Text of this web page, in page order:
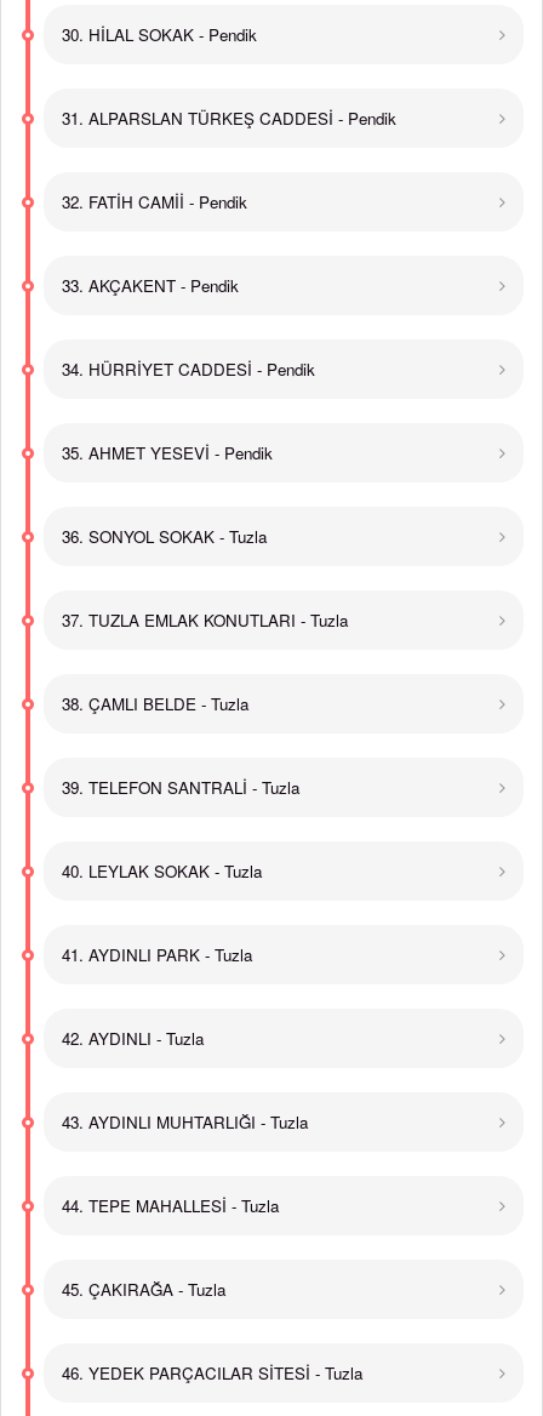
30. HİLAL SOKAK - Pendik
31. ALPARSLAN TÜRKEŞ CADDESİ - Pendik
32. FATİH CAMİİ - Pendik
33. AKÇAKENT - Pendik
34. HÜRRİYET CADDESİ - Pendik
35. AHMET YESEVİ - Pendik
36. SONYOL SOKAK - Tuzla
37. TUZLA EMLAK KONUTLARI - Tuzla
38. ÇAMLI BELDE - Tuzla
39. TELEFON SANTRALİ - Tuzla
40. LEYLAK SOKAK - Tuzla
41. AYDINLI PARK - Tuzla
42. AYDINLI - Tuzla
43. AYDINLI MUHTARLIĞI - Tuzla
44. TEPE MAHALLESİ - Tuzla
45. ÇAKIRAĞA - Tuzla
46. YEDEK PARÇACILAR SİTESİ - Tuzla